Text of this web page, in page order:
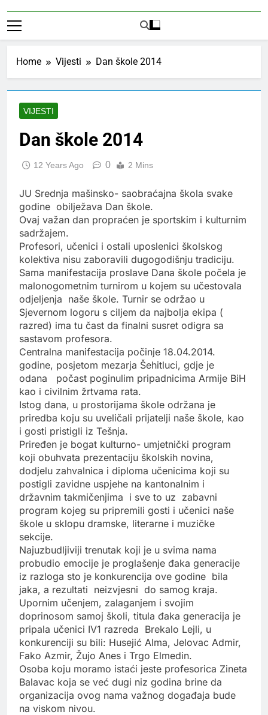
Home Vijesti Dan škole 2014
VIJESTI
Dan škole 2014
12 Years Ago 0 2 Mins
JU Srednja mašinsko- saobraćajna škola svake
godine obilježava Dan škole.
Ovaj važan dan propraćen je sportskim i kulturnim
sadržajem.
Profesori, učenici i ostali uposlenici školskog
kolektiva nisu zaboravili dugogodišnju tradiciju.
Sama manifestacija proslave Dana škole počela je
malonogometnim turnirom u kojem su učestovala
odjeljenja naše škole. Turnir se održao u
Sjevernom logoru s ciljem da najbolja ekipa (
razred) ima tu čast da finalni susret odigra sa
sastavom profesora.
Centralna manifestacija počinje 18.04.2014.
godine, posjetom mezarja Šehitluci, gdje je
odana počast poginulim pripadnicima Armije BiH
kao i civilnim žrtvama rata.
Istog dana, u prostorijama škole održana je
priredba koju su uveličali prijatelji naše škole, kao
i gosti pristigli iz Tešnja.
Priređen je bogat kulturno- umjetnički program
koji obuhvata prezentaciju školskih novina,
dodjelu zahvalnica i diploma učenicima koji su
postigli zavidne uspjehe na kantonalnim i
državnim takmičenjima i sve to uz zabavni
program kojeg su pripremili gosti i učenici naše
škole u sklopu dramske, literarne i muzičke
sekcije.
Najuzbudljiviji trenutak koji je u svima nama
probudio emocije je proglašenje đaka generacije
iz razloga sto je konkurencija ove godine bila
jaka, a rezultati neizvjesni do samog kraja.
Upornim učenjem, zalaganjem i svojim
doprinosom samoj školi, titula đaka generacija je
pripala učenici IV1 razreda Brekalo Lejli, u
konkurenciji su bili: Husejić Alma, Jelovac Admir,
Fako Azmir, Žujo Anes i Trgo Elmedin.
Osoba koju moramo istaći jeste profesorica Zineta
Balavac koja se već dugi niz godina brine da
organizacija ovog nama važnog događaja bude
na viskom nivou.